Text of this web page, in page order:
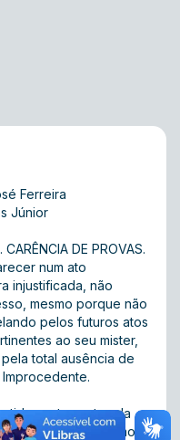
Ferreira
Júnior
DE PROVAS.
num ato
injustificada, não
mesmo porque não
pelos futuros atos
ao seu mister,
total ausência de
estes autos da
04289, tendo como